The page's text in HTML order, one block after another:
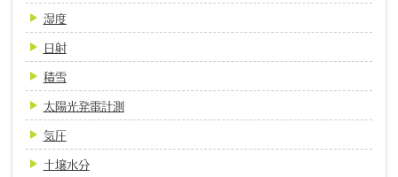
湿度
日射
積雪
太陽光発電計測
気圧
土壌水分